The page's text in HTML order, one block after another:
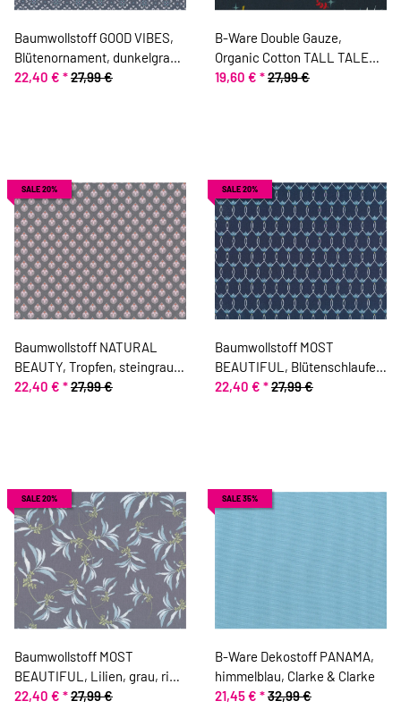
Baumwollstoff GOOD VIBES,
Blütenornament, dunkelgrau,
ring a roses
22,40 € *27,99 €
B-Ware Double Gauze,
Organic Cotton TALL TALES,
Schwalben, marineblau-
19,60 € *27,99 €
SALE 20%
Baumwollstoff NATURAL
BEAUTY, Tropfen, steingrau,
ring a roses
22,40 € *27,99 €
SALE 20%
Baumwollstoff MOST
BEAUTIFUL, Blütenschlaufen,
dunkelblau, ring a roses
22,40 € *27,99 €
SALE 20%
Baumwollstoff MOST
BEAUTIFUL, Lilien, grau, ring
a roses
22,40 € *27,99 €
SALE 35%
B-Ware Dekostoff PANAMA,
himmelblau, Clarke & Clarke
21,45 € *32,99 €